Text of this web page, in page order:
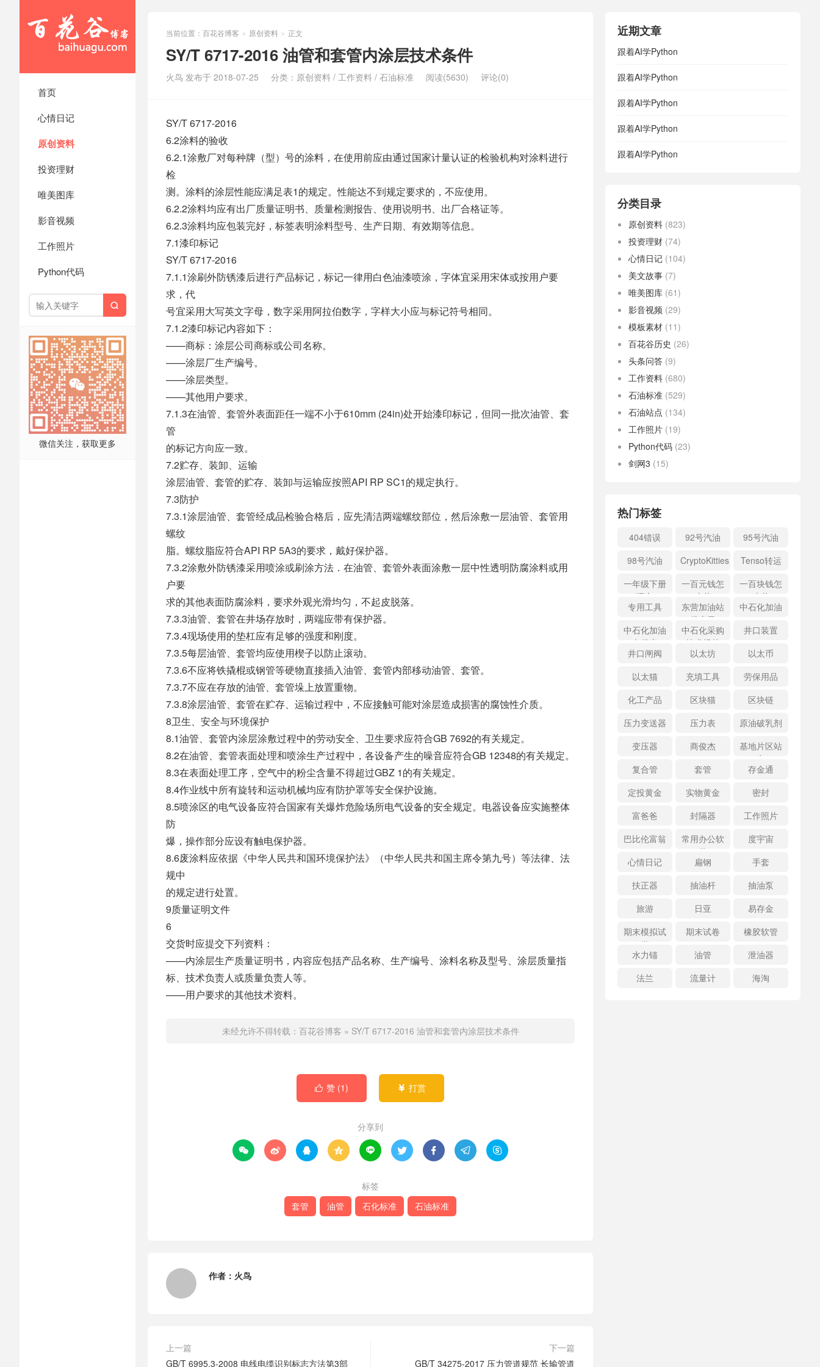
首页
心情日记
原创资料
投资理财
唯美图库
影音视频
工作照片
Python代码

微信关注，获取更多
当前位置： 百花谷博客 > 原创资料 > 正文
SY/T 6717-2016 油管和套管内涂层技术条件
火鸟 发布于 2018-07-25 分类： 原创资料 / 工作资料 / 石油标准 阅读(5630) 评论(0)
SY/T 6717-2016
6.2涂料的验收
6.2.1涂敷厂对每种牌（型）号的涂料，在使用前应由通过国家计量认证的检验机构对涂料进行
检
测。涂料的涂层性能应满足表1的规定。性能达不到规定要求的，不应使用。
6.2.2涂料均应有出厂质量证明书、质量检测报告、使用说明书、出厂合格证等。
6.2.3涂料均应包装完好，标签表明涂料型号、生产日期、有效期等信息。
7.1漆印标记
SY/T 6717-2016
7.1.1涂刷外防锈漆后进行产品标记，标记一律用白色油漆喷涂，字体宜采用宋体或按用户要
求，代
号宜采用大写英文字母，数字采用阿拉伯数字，字样大小应与标记符号相同。
7.1.2漆印标记内容如下：
——商标：涂层公司商标或公司名称。
——涂层厂生产编号。
——涂层类型。
——其他用户要求。
7.1.3在油管、套管外表面距任一端不小于610mm (24in)处开始漆印标记，但同一批次油管、套
管
的标记方向应一致。
7.2贮存、装卸、运输
涂层油管、套管的贮存、装卸与运输应按照API RP SC1的规定执行。
7.3防护
7.3.1涂层油管、套管经成品检验合格后，应先清洁两端螺纹部位，然后涂敷一层油管、套管用
螺纹
脂。螺纹脂应符合API RP 5A3的要求，戴好保护器。
7.3.2涂敷外防锈漆采用喷涂或刷涂方法．在油管、套管外表面涂敷一层中性透明防腐涂料或用
户要
求的其他表面防腐涂料，要求外观光滑均匀，不起皮脱落。
7.3.3油管、套管在井场存放时，两端应带有保护器。
7.3.4现场使用的垫杠应有足够的强度和刚度。
7.3.5每层油管、套管均应使用楔子以防止滚动。
7.3.6不应将铁撬棍或钢管等硬物直接插入油管、套管内部移动油管、套管。
7.3.7不应在存放的油管、套管垛上放置重物。
7.3.8涂层油管、套管在贮存、运输过程中，不应接触可能对涂层造成损害的腐蚀性介质。
8卫生、安全与环境保护
8.1油管、套管内涂层涂敷过程中的劳动安全、卫生要求应符合GB 7692的有关规定。
8.2在油管、套管表面处理和喷涂生产过程中，各设备产生的噪音应符合GB 12348的有关规定。
8.3在表面处理工序，空气中的粉尘含量不得超过GBZ 1的有关规定。
8.4作业线中所有旋转和运动机械均应有防护罩等安全保护设施。
8.5喷涂区的电气设备应符合国家有关爆炸危险场所电气设备的安全规定。电器设备应实施整体
防
爆，操作部分应设有触电保护器。
8.6废涂料应依据《中华人民共和国环境保护法》（中华人民共和国主席令第九号）等法律、法
规中
的规定进行处置。
9质量证明文件
6
交货时应提交下列资料：
——内涂层生产质量证明书，内容应包括产品名称、生产编号、涂料名称及型号、涂层质量指
标、技术负责人或质量负责人等。
——用户要求的其他技术资料。
未经允许不得转载： 百花谷博客 » SY/T 6717-2016 油管和套管内涂层技术条件
 赞 (1)  打赏
分享到
        
标签
套管
油管 石化标准 石油标准
作者： 火鸟
上一篇
GB/T 6995.3-2008 电线电缆识别标志方法第3部
下一篇
GB/T 34275-2017 压力管道规范 长输管道
近期文章
跟着AI学Python
跟着AI学Python
跟着AI学Python
跟着AI学Python
跟着AI学Python
分类目录
原创资料 (823)
投资理财 (74)
心情日记 (104)
美文故事 (7)
唯美图库 (61)
影音视频 (29)
模板素材 (11)
百花谷历史 (26)
头条问答 (9)
工作资料 (680)
石油标准 (529)
石油站点 (134)
工作照片 (19)
Python代码 (23)
剑网3 (15)
热门标签
404错误 92号汽油
95号汽油
98号汽油
CryptoKitties
Tenso转运
一年级下册
语文
一百元钱怎
么花
一百块钱怎
么花
专用工具
东营加油站
优惠日
中石化加油
中石化加油
卡优惠
中石化采购
技术规范
井口装置
井口闸阀
以太坊
以太币
以太猫
充填工具
劳保用品
化工产品
区块猫
区块链
压力变送器
压力表
原油破乳剂
变压器
商俊杰
基地片区站
点
复合管
套管
存金通
定投黄金
实物黄金
密封
富爸爸
封隔器
工作照片
巴比伦富翁
常用办公软
件
度宇宙
心情日记
扁钢
手套
扶正器
抽油杆
抽油泵
旅游
日亚
易存金
期末模拟试
卷
期末试卷
橡胶软管
水力锚
油管
泄油器
法兰
流量计 海淘